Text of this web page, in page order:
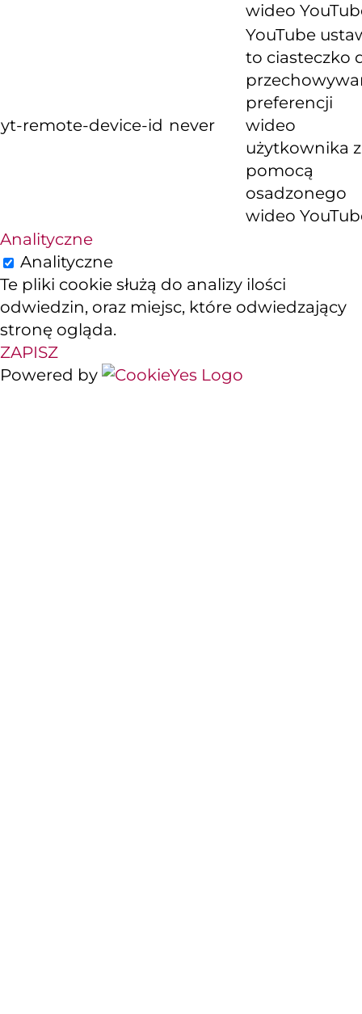
wideo
yt-remote-device-id never
YouTube
to ciasteczko
preferencji
wideo
użytkownika
pomocą
osadzonego
wideo
Analityczne
Analityczne
Te pliki cookie służą do analizy ilości
odwiedzin, oraz miejsc, które odwiedzający
stronę ogląda.
ZAPISZ
Powered by